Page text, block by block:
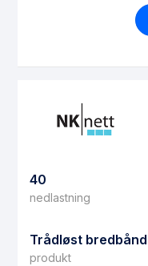
40
nedlastning
Trådløst bredbånd
produkt